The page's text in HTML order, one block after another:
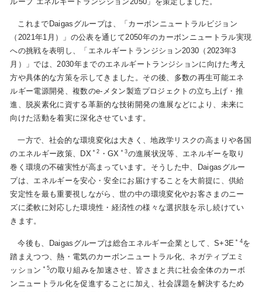
ご家庭のお客さま
業務用・産業用のお客さま
これまでDaigasグループは、「カーボンニュートラルビジョン
（2021年1月）」の公表を通じて2050年のカーボンニュートラル実現
への挑戦を表明し、「エネルギートランジション2030（2023年3
月）」では、2030年までのエネルギートランジションに向けた考え
方や具体的な方策を示してきました。その後、多数の再生可能エネ
ルギー電源開発、複数のe-メタン製造プロジェクトの立ち上げ・推
進、脱炭素化に資する革新的な技術開発の進展などにより、未来に
向けた活動を着実に深化させています。
一方で、社会的な環境変化は大きく、地政学リスクの高まりや各国
のエネルギー政策、DX ＊2 ・GX ＊3の進展状況等、エネルギーを取り
巻く環境の不確実性が高まっています。そうした中、Daigasグルー
プは、エネルギーを安心・安全にお届けすることを大前提に、供給
安定性を最も重要視しながら、世の中の環境変化やお客さまのニー
ズに柔軟に対応した環境性・経済性の様々な選択肢を示し続けてい
きます。
今後も、Daigasグループは総合エネルギー企業として、S+3E ＊4を
踏まえつつ、熱・電気のカーボンニュートラル化、ネガティブエミ
ッション ＊5の取り組みを加速させ、皆さまと共に社会全体のカーボ
ンニュートラル化を促進することに加え、社会課題を解決するため